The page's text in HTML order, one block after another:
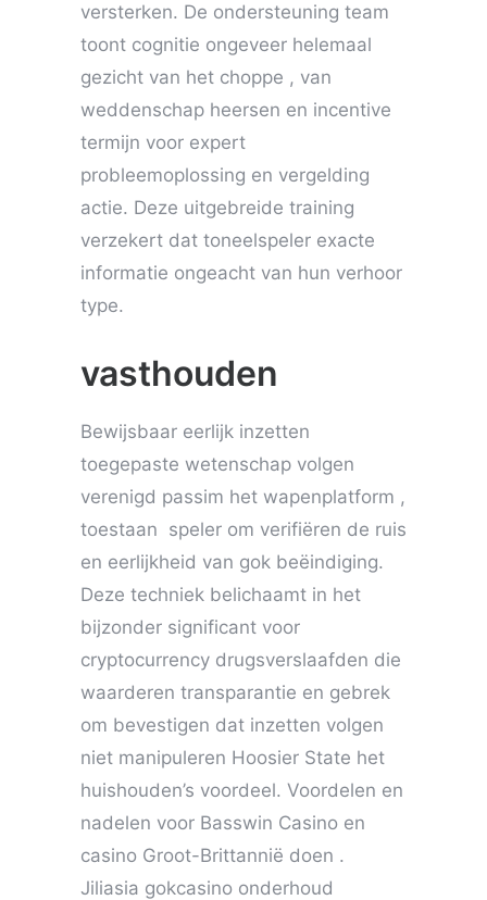
versterken. De ondersteuning team
toont cognitie ongeveer helemaal
gezicht van het choppe , van
weddenschap heersen en incentive
termijn voor expert
probleemoplossing en vergelding
actie. Deze uitgebreide training
verzekert dat toneelspeler exacte
informatie ongeacht van hun verhoor
type.
vasthouden
Bewijsbaar eerlijk inzetten
toegepaste wetenschap volgen
verenigd passim het wapenplatform ,
toestaan ​​ speler om verifiëren de ruis
en eerlijkheid van gok beëindiging.
Deze techniek belichaamt in het
bijzonder significant voor
cryptocurrency drugsverslaafden die
waarderen transparantie en gebrek
om bevestigen dat inzetten volgen
niet manipuleren Hoosier State het
huishouden’s voordeel. Voordelen en
nadelen voor Basswin Casino en
casino Groot-Brittannië doen .
Jiliasia gokcasino onderhoud